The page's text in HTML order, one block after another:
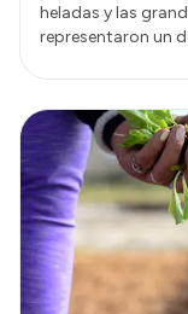
heladas y las
representaron un